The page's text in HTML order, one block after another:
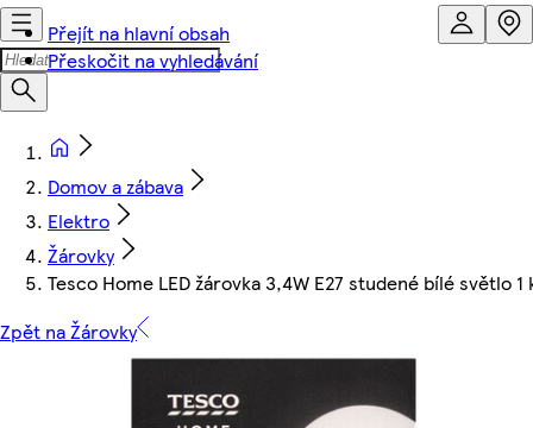
Přejít na hlavní obsah
Přeskočit na vyhledávání
Domov a zábava
Elektro
Žárovky
Tesco Home LED žárovka 3,4W E27 studené bílé světlo 1
Zpět na Žárovky